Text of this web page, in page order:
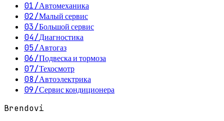
01/Автомеханика
02/Малый сервис
03/Большой сервис
04/Диагностика
05/Автогаз
06/Подвеска и тормоза
07/Техосмотр
08/Автоэлектрика
09/Сервис кондиционера
Brendovi